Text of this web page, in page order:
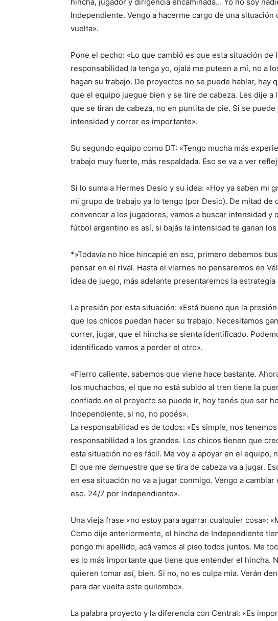
Independiente. Vengo a hacerme cargo de una
vuelta».
Pone el pecho: «Lo que cambió es que esta situación
responsabilidad la tenga yo, ojalá me puteen a mí, no a
hagan su trabajo. De proyectos no se puede hablar, hay
que el equipo juegue bien y se tire de cabeza. Les dije
que se tiran de cabeza, no en puntita de pie. Si se
intensidad y correr es importante».
Su segundo equipo como DT: «Tengo mucha más
trabajo muy fuerte, más respaldada. Eso se va a ver
Si lo suma a Hermes Desio y su idea: «Hoy ya saben mi
mi grupo de trabajo ya lo tengo (por Desio). De mitad de
convencer a los jugadores, vamos a buscar intensidad y
fútbol argentino es así, si bajás la intensidad te ganan
*»Todavía no hice hincapié en eso, primero debemos
pensar en el rival. Hasta el viernes no pensaremos en
idea de juego, más adelante presentaremos la
La presión por esta situación: «Está bueno que la
que los chicos puedan hacer su trabajo. Necesitamos
correr, jugar, que el hincha se sienta identificado.
identificado vamos a perder el otro».
«Fierro caliente, sabemos que viene hace bastante.
los muchachos, el que no está subido al tren tiene la
confiado en el proyecto se puede ir, hoy tenés que ser
Independiente, si no, no podés».
La responsabilidad es de todos: «Es simple, nos
responsabilidad a los grandes. Los chicos tienen que
esta situación no es fácil. Me voy a apoyar en el equipo,
El que me demuestre que se tira de cabeza va a jugar.
en esa situación no va a jugar conmigo. Vengo a
eso. 24/7 por Independiente».
Una vieja frase «no estoy para agarrar cualquier cosa»:
Como dije anteriormente, el hincha de Independiente
pongo mi apellido, acá vamos al piso todos juntos. Me
es lo más importante que tiene que entender el hincha.
quieren tomar así, bien. Si no, no es culpa mía. Verán
para dar vuelta este quilombo».
La palabra proyecto y la diferencia con Central: «Es